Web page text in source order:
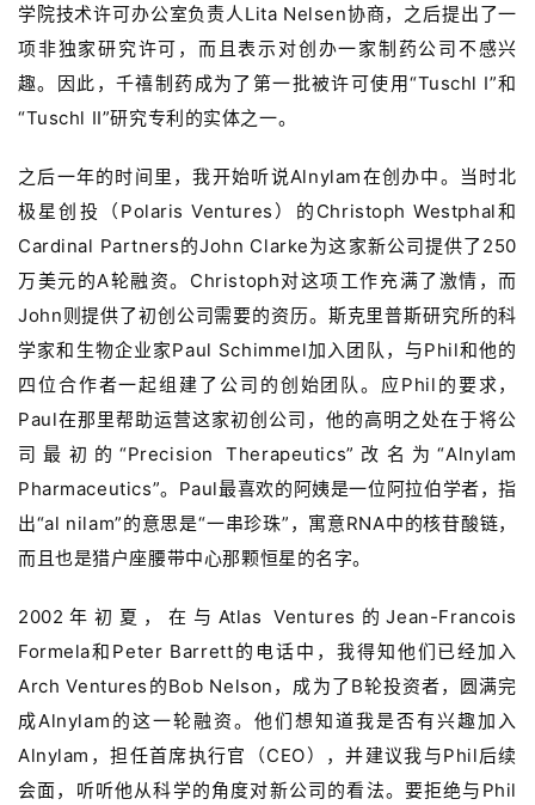
学院技术许可办公室负责人Lita Nelsen协商，之后提出了一
项非独家研究许可，而且表示对创办一家制药公司不感兴
趣。因此，千禧制药成为了第一批被许可使用“Tuschl I”和
“Tuschl II”研究专利的实体之一。
之后一年的时间里，我开始听说Alnylam在创办中。当时北
极星创投（Polaris Ventures）的Christoph Westphal和
Cardinal Partners的John Clarke为这家新公司提供了250
万美元的A轮融资。Christoph对这项工作充满了激情，而
John则提供了初创公司需要的资历。斯克里普斯研究所的科
学家和生物企业家Paul Schimmel加入团队，与Phil和他的
四位合作者一起组建了公司的创始团队。应Phil的要求，
Paul在那里帮助运营这家初创公司，他的高明之处在于将公
司最初的“Precision Therapeutics”改名为“Alnylam
Pharmaceutics”。Paul最喜欢的阿姨是一位阿拉伯学者，指
出“al nilam”的意思是“一串珍珠”，寓意RNA中的核苷酸链，
而且也是猎户座腰带中心那颗恒星的名字。
2002年初夏，在与Atlas Ventures的Jean-Francois
Formela和Peter Barrett的电话中，我得知他们已经加入
Arch Ventures的Bob Nelson，成为了B轮投资者，圆满完
成Alnylam的这一轮融资。他们想知道我是否有兴趣加入
Alnylam，担任首席执行官（CEO），并建议我与Phil后续
会面，听听他从科学的角度对新公司的看法。要拒绝与Phil